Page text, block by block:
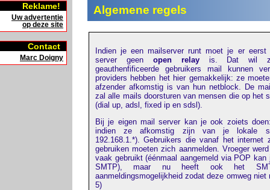
Reklame!
Uw advertentie
op deze site
Contact
Marc Doigny
Algemene regels
Indien je een mailserver runt moet je er
server geen open relayis. Dat wil
geauthenfificeerde gebruikers mail kunnen
providers hebben het hier gemakkelijk: ze
afzender afkomstig is van hun netblock. De
zal alle mails doorsturen van mensen die op het
(dial up, adsl, fixed ip en sdsl).
Bij je eigen mail server kan je ook zoiets
indien ze afkomstig zijn van je lokale
192.168.1.*). Gebruikers die vanaf het internet
gebruiken moeten zich aanmelden. Vroeger
vaak gebruikt (éénmaal aangemeld via POP
SMTP), maar nu heeft ook het
aanmeldingsmogelijkheid zodat deze omweg niet
5)